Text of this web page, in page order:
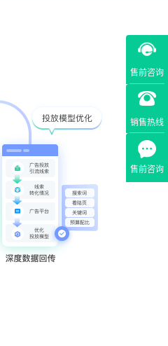
售前咨询
销售热线
售前咨询